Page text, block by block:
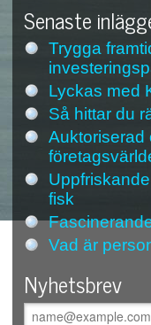
Senaste
Trygga
Lyckas med
Så hittar du
Auktoriserad
fisk
Vad är
Nyhetsbrev